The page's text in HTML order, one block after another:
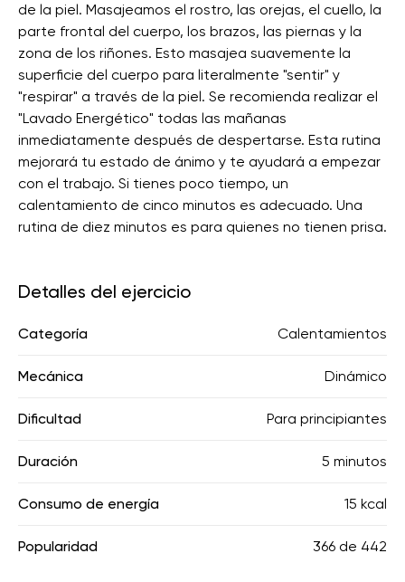
de la piel. Masajeamos el rostro, las orejas, el cuello, la
parte frontal del cuerpo, los brazos, las piernas y la
zona de los riñones. Esto masajea suavemente la
superficie del cuerpo para literalmente "sentir" y
"respirar" a través de la piel. Se recomienda realizar el
"Lavado Energético" todas las mañanas
inmediatamente después de despertarse. Esta rutina
mejorará tu estado de ánimo y te ayudará a empezar
con el trabajo. Si tienes poco tiempo, un
calentamiento de cinco minutos es adecuado. Una
rutina de diez minutos es para quienes no tienen prisa.
Detalles del ejercicio
Categoría Calentamientos
Mecánica Dinámico
Dificultad Para principiantes
Duración 5 minutos
Consumo de energía 15 kcal
Popularidad 366 de 442